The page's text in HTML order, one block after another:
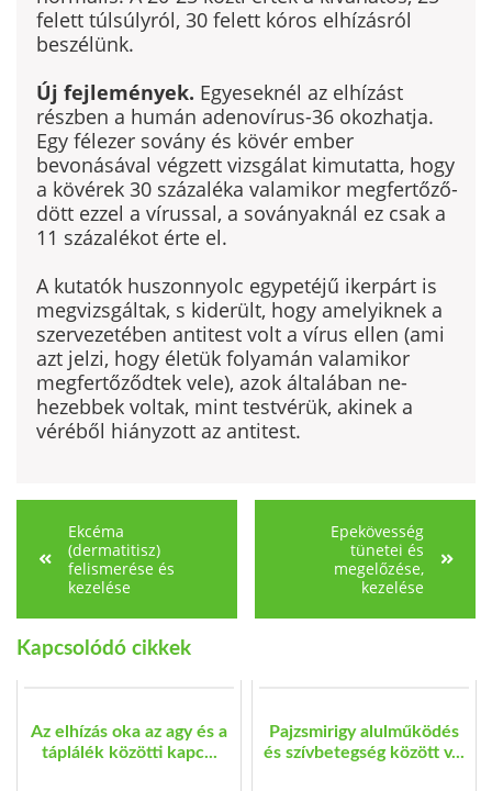
felett túlsúlyról, 30 felett kóros elhízásról
beszélünk.
Új fejlemények. Egyeseknél az elhízást
részben a humán adenovírus-36 okozhatja.
Egy félezer sovány és kövér ember
bevonásával végzett vizsgálat kimutatta, hogy
a kövérek 30 százaléka valamikor megfertőző­
dött ezzel a vírussal, a soványak­nál ez csak a
11 százalékot érte el.
A kutatók huszonnyolc egype­téjű ikerpárt is
megvizsgáltak, s kiderült, hogy amelyiknek a
szer­vezetében antitest volt a vírus ellen (ami
azt jelzi, hogy életük folyamán valamikor
megfertő­ződtek vele), azok általában ne­
hezebbek voltak, mint testvérük, akinek a
véréből hiányzott az antitest.
Ekcéma
(dermatitisz)
felismerése és
kezelése
Epekövesség
tünetei és
megelőzése,
kezelése
Kapcsolódó cikkek
Az elhízás oka az agy és a
táplálék közötti kapc...
Pajzsmirigy alulműködés
és szívbetegség között v...